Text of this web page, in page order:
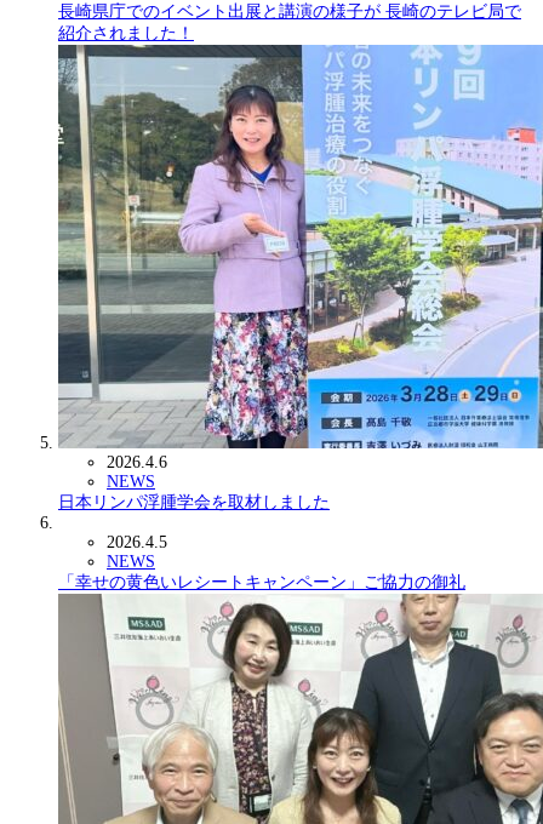
長崎県庁でのイベント出展と講演の様子が 長崎のテレビ局で
紹介されました！
2026.4.6
NEWS
日本リンパ浮腫学会を取材しました
2026.4.5
NEWS
「幸せの黄色いレシートキャンペーン」ご協力の御礼